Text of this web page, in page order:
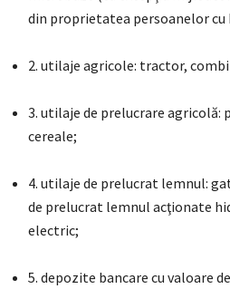
din proprietatea persoanelor cu
2. utilaje agricole: tractor,
3. utilaje de prelucrare agricolă:
cereale;
4. utilaje de prelucrat lemnul:
de prelucrat lemnul acţionate
electric;
5. depozite bancare cu valoare